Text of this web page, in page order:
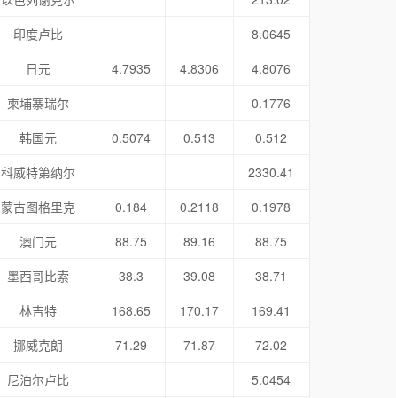
印度卢比
8.0645
日元
4.7935 4.8306
4.8076
柬埔寨瑞尔
0.1776
韩国元
0.5074 0.513
0.512
科威特第纳尔
2330.41
蒙古图格里克
0.184 0.2118
0.1978
澳门元
88.75 89.16
88.75
墨西哥比索
38.3 39.08
38.71
林吉特
168.65 170.17
169.41
挪威克朗
71.29 71.87
72.02
尼泊尔卢比
5.0454